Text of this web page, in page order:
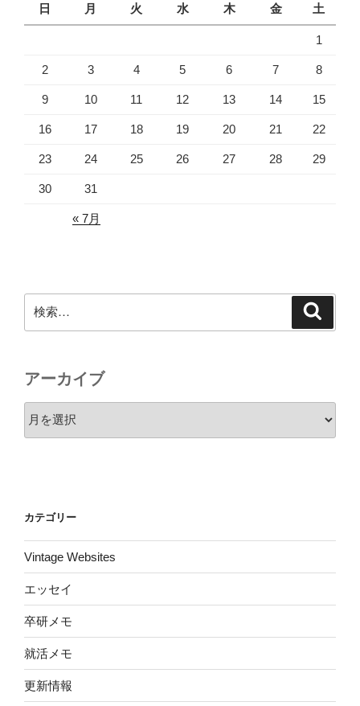
日
月 火 水 木 金 土
1
2 3 4 5 6 7 8
9 10 11 12 13 14 15
16 17 18 19 20 21 22
23 24 25 26 27 28 29
30 31
« 7月
索:
アーカイブ
ー
カテゴリー
Vintage Websites
エッセイ
卒研メモ
就活メモ
更新情報